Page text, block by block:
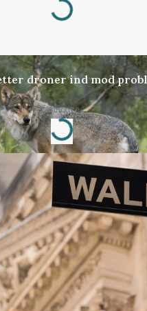
droner ind mod
Annonce
Loading...